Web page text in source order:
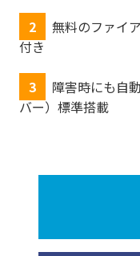
2
無料のファイ
付き
3
障害時にも自
バー）標準搭載